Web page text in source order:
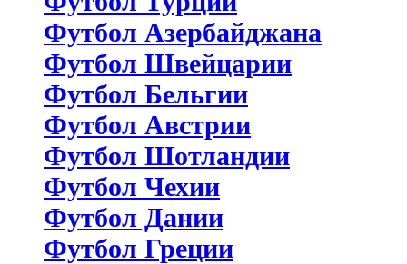
Футбол Азербайджана
Футбол Швейцарии
Футбол Бельгии
Футбол Австрии
Футбол Шотландии
Футбол Чехии
Футбол Дании
Футбол Греции